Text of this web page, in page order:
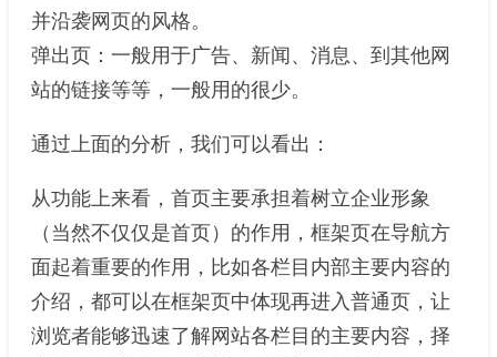
并沿袭网页的风格。
弹出页：一般用于广告、新闻、消息、到其他网
站的链接等等，一般用的很少。
通过上面的分析，我们可以看出：
从功能上来看，首页主要承担着树立企业形象
（当然不仅仅是首页）的作用，框架页在导航方
面起着重要的作用，比如各栏目内部主要内容的
介绍，都可以在框架页中体现再进入普通页，让
浏览者能够迅速了解网站各栏目的主要内容，择